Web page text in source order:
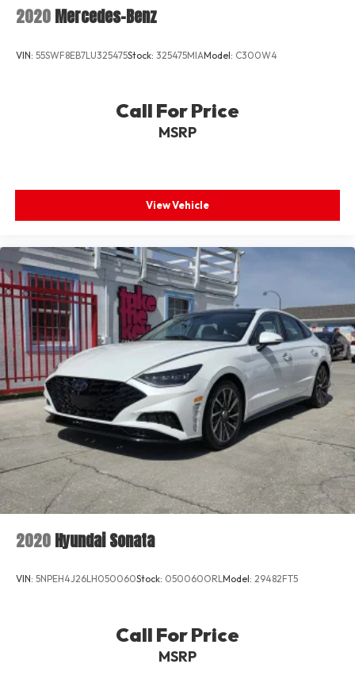
2020Mercedes-Benz
VIN: 55SWF8EB7LU325475Stock: 325475MIAModel: C300W4
Call For Price
MSRP
View Vehicle
2020Hyundai Sonata
VIN: 5NPEH4J26LH050060Stock: 050060ORLModel: 29482FT5
Call For Price
MSRP